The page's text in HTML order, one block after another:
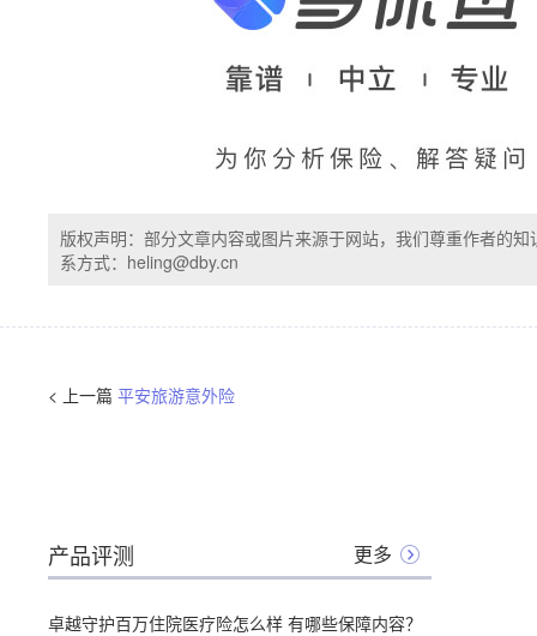
版权声明：部分文章内容或图片来源于网站，我们尊重作者的
系方式：heling@dby.cn
< 上一篇 平安旅游意外险
产品评测 更多
卓越守护百万住院医疗险怎么样 有哪些保障内容？